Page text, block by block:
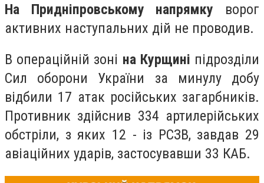
На Придніпровському напрямку ворог
активних наступальних дій не проводив.
В операційній зоні на Курщині підрозділи
Сил оборони України за минулу добу
відбили 17 атак російських загарбників.
Противник здійснив 334 артилерійських
обстріли, з яких 12 - із РСЗВ, завдав 29
авіаційних ударів, застосувавши 33 КАБ.